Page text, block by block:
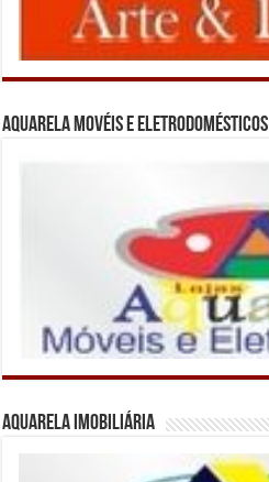
Aquarela Movéis e Eletrodomésticos
Aquarela Imobiliária